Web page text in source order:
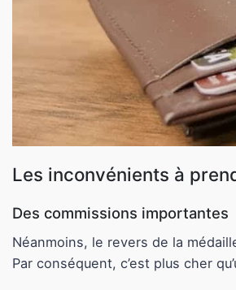
Les inconvénients à
Des commissions importantes
Néanmoins, le revers de la
Par conséquent, c’est plus cher